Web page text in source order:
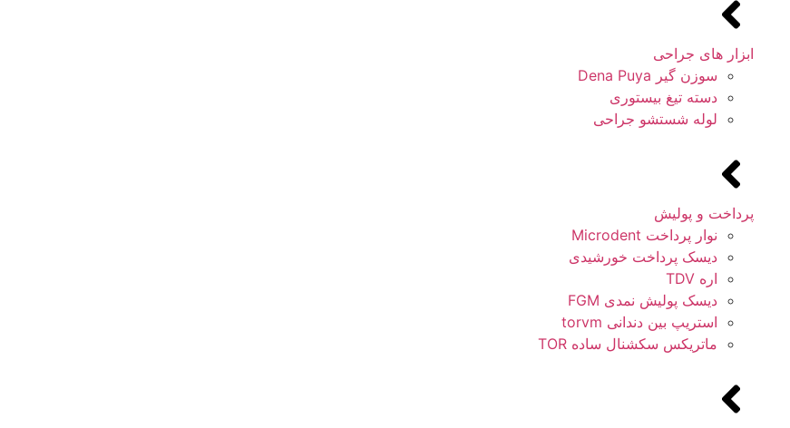
ابزار های جراحی
سوزن گیر Dena Puya
دسته تیغ بیستوری
لوله شستشو جراحی
پرداخت و پولیش
نوار پرداخت Microdent
دیسک پرداخت خورشیدی
اره TDV
دیسک پولیش نمدی FGM
استریپ بین دندانی torvm
ماتریکس سکشنال ساده TOR